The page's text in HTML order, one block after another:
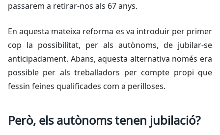
passarem a retirar-nos als 67 anys.
En aquesta mateixa reforma es va introduir per primer
cop la possibilitat, per als autònoms, de jubilar-se
anticipadament. Abans, aquesta alternativa només era
possible per als treballadors per compte propi que
fessin feines qualificades com a perilloses.
Però, els autònoms tenen jubilació?